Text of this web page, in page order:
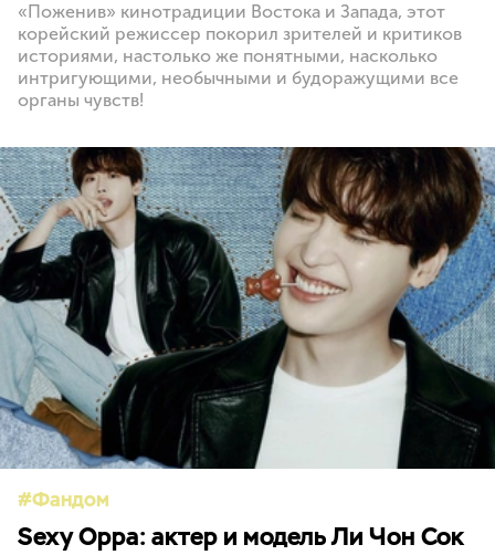
«Поженив» кинотрадиции Востока и Запада, этот
корейский режиссер покорил зрителей и критиков
историями, настолько же понятными, насколько
интригующими, необычными и будоражущими все
органы чувств!
Фандом
Sexy Oppa: актер и модель Ли Чон Сок